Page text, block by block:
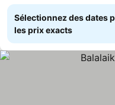
Sélectionnez des dates
les prix exacts